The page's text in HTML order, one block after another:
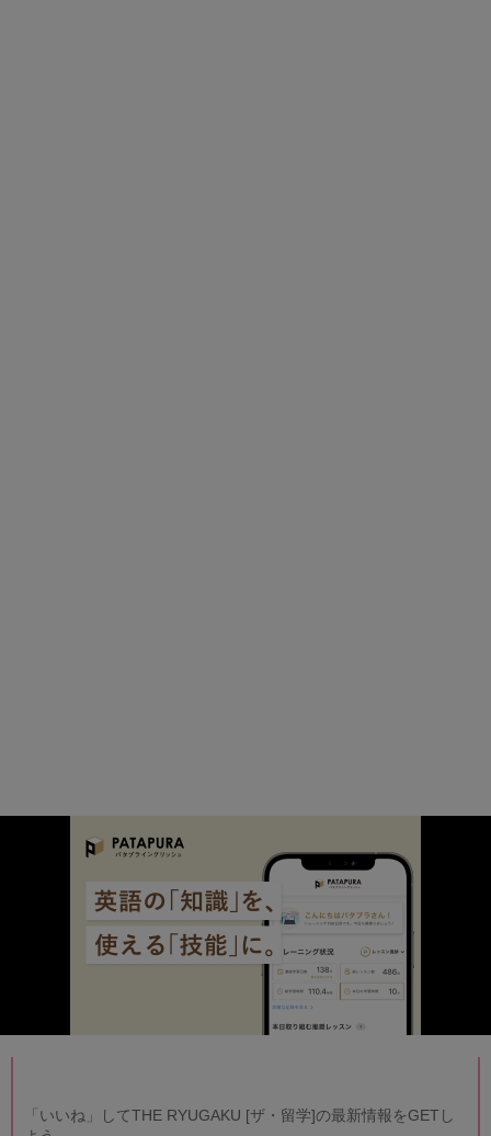
「いいね」してTHE RYUGAKU [ザ・留学]の最新情報をGETし